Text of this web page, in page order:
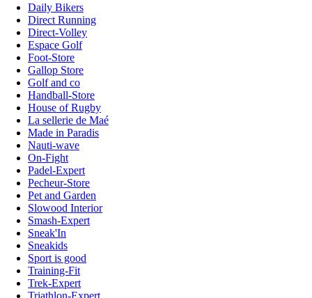
Daily Bikers
Direct Running
Direct-Volley
Espace Golf
Foot-Store
Gallop Store
Golf and co
Handball-Store
House of Rugby
La sellerie de Maé
Made in Paradis
Nauti-wave
On-Fight
Padel-Expert
Pecheur-Store
Pet and Garden
Slowood Interior
Smash-Expert
Sneak'In
Sneakids
Sport is good
Training-Fit
Trek-Expert
Triathlon-Expert